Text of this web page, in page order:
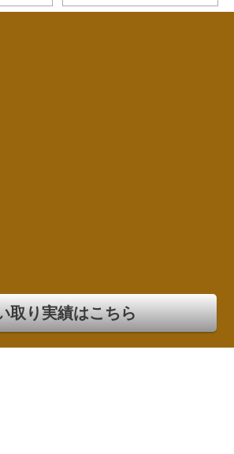
取り実績はこちら